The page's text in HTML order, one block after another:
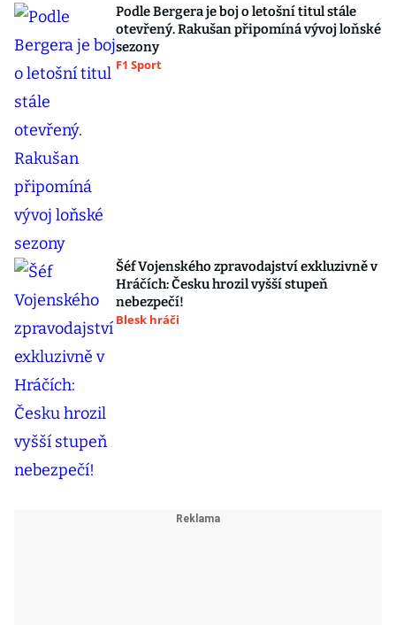
Podle Bergera je boj o letošní titul stále
otevřený. Rakušan připomíná vývoj loňské
sezony
F1 Sport
Šéf Vojenského zpravodajství exkluzivně v
Hráčích: Česku hrozil vyšší stupeň
nebezpečí!
Blesk hráči